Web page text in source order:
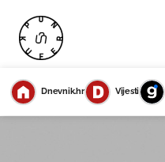
Dnevnik.hr Vijesti